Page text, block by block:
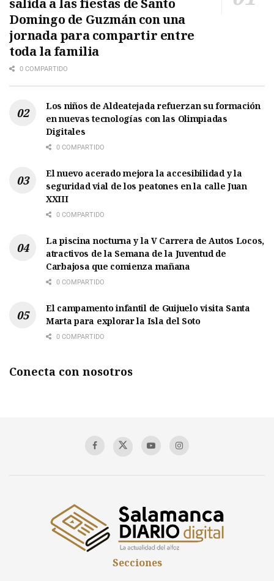
salida a las fiestas de Santo
Domingo de Guzmán con una
jornada para compartir entre
toda la familia
0 COMPARTIDO
Los niños de Aldeatejada refuerzan su formación
en nuevas tecnologías con las Olimpiadas
Digitales
0 COMPARTIDO
El nuevo acerado mejora la accesibilidad y la
seguridad vial de los peatones en la calle Juan
XXIII
0 COMPARTIDO
La piscina nocturna y la V Carrera de Autos Locos,
atractivos de la Semana de la Juventud de
Carbajosa que comienza mañana
0 COMPARTIDO
El campamento infantil de Guijuelo visita Santa
Marta para explorar la Isla del Soto
0 COMPARTIDO
Conecta con nosotros
Secciones